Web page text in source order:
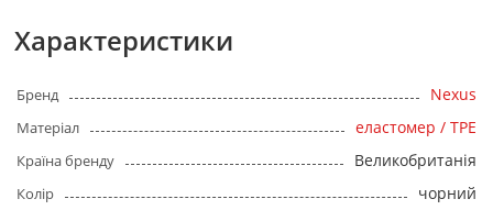
Характеристики
Бренд Nexus
Матеріал еластомер / TPE
Країна бренду Великобританія
Колір чорний